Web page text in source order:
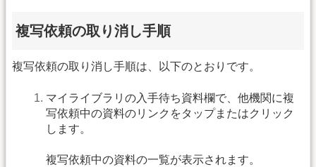
複写依頼の取り消し手順
複写依頼の取り消し手順は、以下のとおりです。
マイライブラリの入手待ち資料欄で、他機関に複
写依頼中の資料のリンクをタップまたはクリック
します。
複写依頼中の資料の一覧が表示されます。